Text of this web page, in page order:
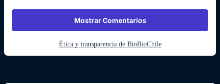
Mostrar Comentarios
Ética y transparencia de BioBioChile